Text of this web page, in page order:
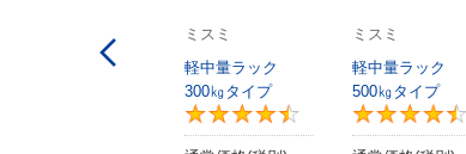
ミスミ
軽中量ラック
300㎏タイプ
4.5
ミスミ
軽中量ラック
500㎏タイプ